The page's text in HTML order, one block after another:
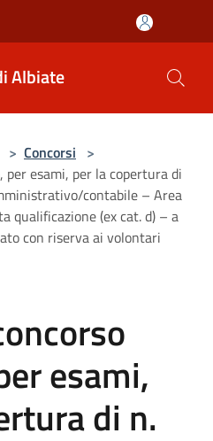
Albiate
> Concorsi >
per esami, per la copertura di
contabile – Area
qualificazione (ex cat. d) – a
con riserva ai volontari
esami,
di n.